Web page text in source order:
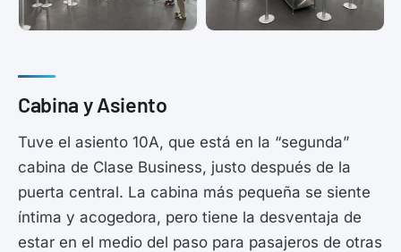
Cabina y Asiento
Tuve el asiento 10A, que está en la “segunda”
cabina de Clase Business, justo después de la
puerta central. La cabina más pequeña se siente
íntima y acogedora, pero tiene la desventaja de
estar en el medio del paso para pasajeros de otras